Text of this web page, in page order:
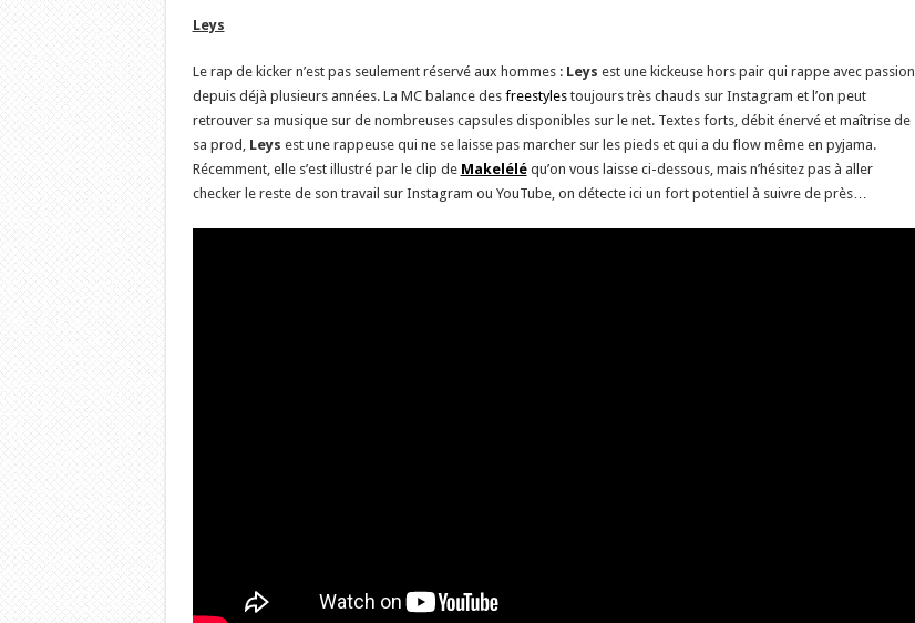
Leys
Le rap de kicker n’est pas seulement réservé aux hommes : Leys est une kickeuse hors pair qui rappe avec passion
depuis déjà plusieurs années. La MC balance des freestyles toujours très chauds sur Instagram et l’on peut
retrouver sa musique sur de nombreuses capsules disponibles sur le net. Textes forts, débit énervé et maîtrise de
sa prod, Leys est une rappeuse qui ne se laisse pas marcher sur les pieds et qui a du flow même en pyjama.
Récemment, elle s’est illustré par le clip de Makeléléqu’on vous laisse ci-dessous, mais n’hésitez pas à aller
checker le reste de son travail sur Instagram ou YouTube, on détecte ici un fort potentiel à suivre de près…